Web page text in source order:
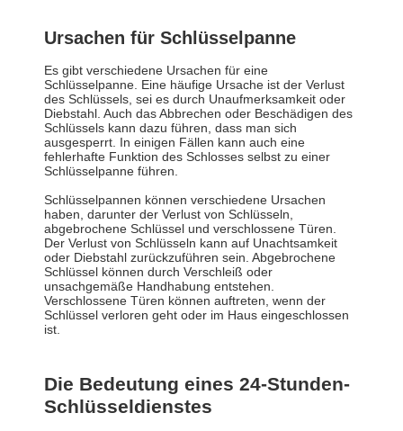
Ursachen für Schlüsselpanne
Es gibt verschiedene Ursachen für eine
Schlüsselpanne. Eine häufige Ursache ist der Verlust
des Schlüssels, sei es durch Unaufmerksamkeit oder
Diebstahl. Auch das Abbrechen oder Beschädigen des
Schlüssels kann dazu führen, dass man sich
ausgesperrt. In einigen Fällen kann auch eine
fehlerhafte Funktion des Schlosses selbst zu einer
Schlüsselpanne führen.
Schlüsselpannen können verschiedene Ursachen
haben, darunter der Verlust von Schlüsseln,
abgebrochene Schlüssel und verschlossene Türen.
Der Verlust von Schlüsseln kann auf Unachtsamkeit
oder Diebstahl zurückzuführen sein. Abgebrochene
Schlüssel können durch Verschleiß oder
unsachgemäße Handhabung entstehen.
Verschlossene Türen können auftreten, wenn der
Schlüssel verloren geht oder im Haus eingeschlossen
ist.
Die Bedeutung eines 24-Stunden-
Schlüsseldienstes